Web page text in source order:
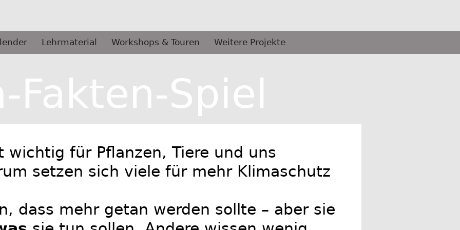
Lehrmaterial Workshops & Touren Weitere Projekte
Fakten-Spiel
wichtig für Pflanzen, Tiere und uns
setzen sich viele für mehr Klimaschutz
dass mehr getan werden sollte – aber sie